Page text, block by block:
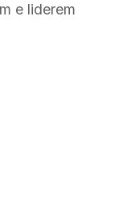
e liderem